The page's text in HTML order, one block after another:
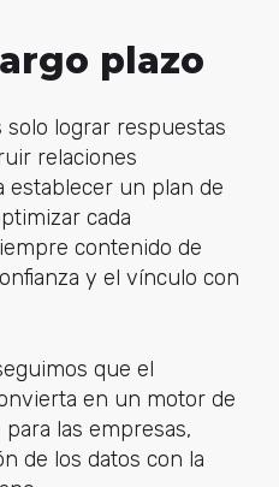
plazo
lograr respuestas
relaciones
establecer un plan de
cada
contenido de
y el vínculo con
que el
en un motor de
las empresas,
de los datos con la